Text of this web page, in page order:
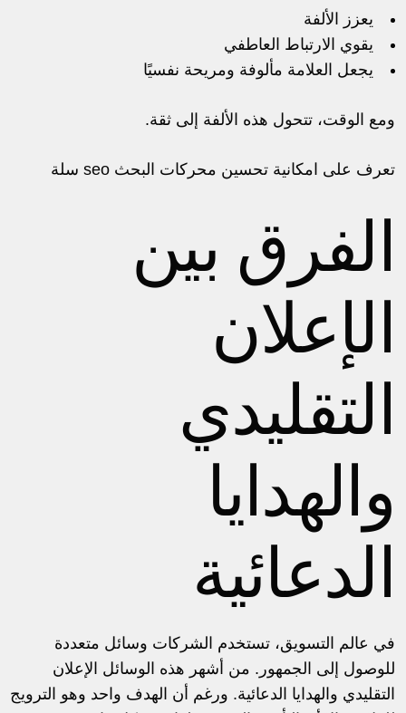
يعزز الألفة
يقوي الارتباط العاطفي
يجعل العلامة مألوفة ومريحة نفسيًا
ومع الوقت، تتحول هذه الألفة إلى ثقة.
تعرف على امكانية تحسين محركات البحث seo سلة
الفرق بين
الإعلان
التقليدي
والهدايا
الدعائية
في عالم التسويق، تستخدم الشركات وسائل متعددة
للوصول إلى الجمهور. من أشهر هذه الوسائل الإعلان
التقليدي والهدايا الدعائية. ورغم أن الهدف واحد وهو الترويج